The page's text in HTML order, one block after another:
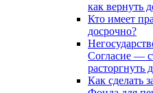
как вернуть
Кто имеет
досрочно?
Согласие —
расторгнуть
Как сделать